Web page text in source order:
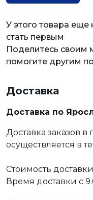
У этого товара
стать первым
Поделитесь своим
помогите другим
Доставка
Доставка по
Доставка заказов в
осуществляется в
Стоимость
Время доставки с